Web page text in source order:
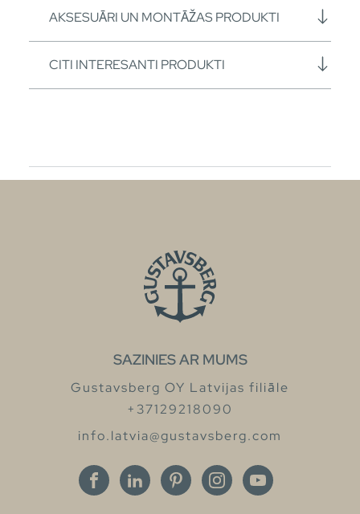
AKSESUĀRI UN MONTĀŽAS PRODUKTI
CITI INTERESANTI PRODUKTI
SAZINIES AR MUMS
Gustavsberg OY Latvijas filiāle
+37129218090
info.latvia@gustavsberg.com